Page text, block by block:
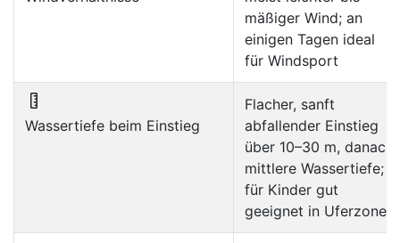
mäßiger Wind; an
einigen Tagen ideal
für Windsport
Wassertiefe beim Einstieg
Flacher, sanft
abfallender Einstieg
über 10–30 m, danach
mittlere Wassertiefe;
für Kinder gut
geeignet in Uferzone